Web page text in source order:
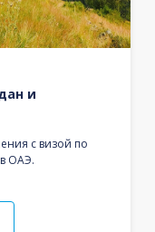
и
с визой по
ОАЭ.